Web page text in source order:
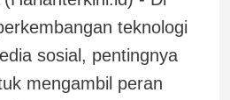
teknologi
sosial, pentingnya
mengambil peran